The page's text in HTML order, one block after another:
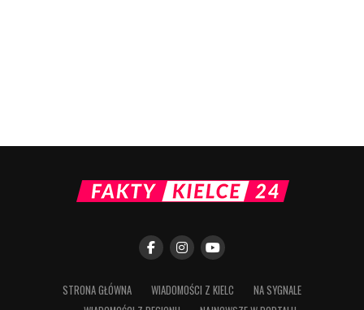
STRONA GŁÓWNA WIADOMOŚCI Z KIELC
NA SYGNALE